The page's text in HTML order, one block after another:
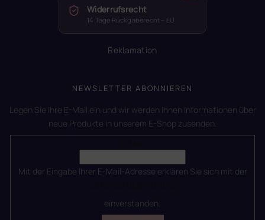
Widerrufsrecht
14 Tage Rückgaberecht – EU
Reklamation
NEWSLETTER ABONNIEREN
Legen Sie Ihre E-Mail ein und wir werden Ihnen Informationen über
neue Produkte in unserem E-Shop zusenden.
Mit der Eingabe Ihrer E-Mail-Adresse erklären Sie sich mit der
einverstanden.